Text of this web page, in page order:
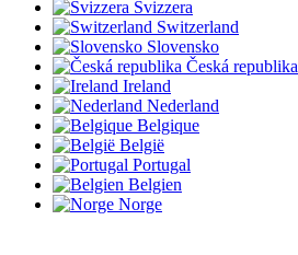
Svizzera
Switzerland
Slovensko
Česká republika
Ireland
Nederland
Belgique
België
Portugal
Belgien
Norge